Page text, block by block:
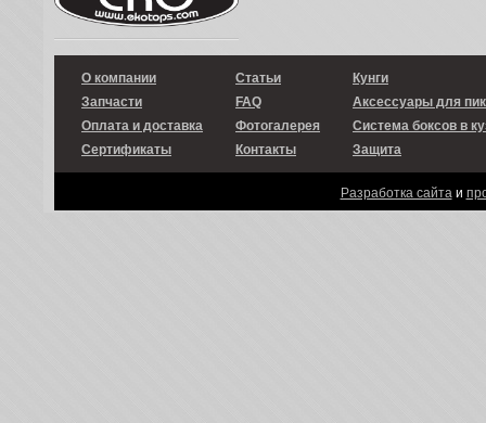
О компании
Запчасти
Оплата и доставка
Сертификаты
Статьи
FAQ
Фотогалерея
Контакты
Кунги
Аксессуары для
Система боксов в
Защита
Разработка сайтаи